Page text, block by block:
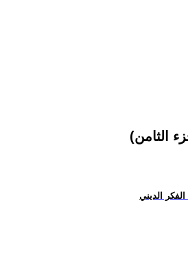
الثامن)
الفكر الديني